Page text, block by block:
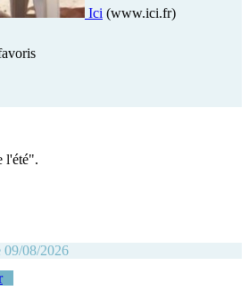
Ici (www.ici.fr)
l'été".
09/08/2026